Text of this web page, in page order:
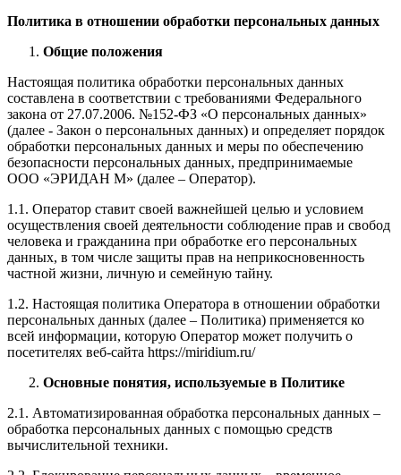
Политика в отношении обработки персональных данных
Общие положения
Настоящая политика обработки персональных данных
составлена в соответствии с требованиями Федерального
закона от 27.07.2006. №152-ФЗ «О персональных данных»
(далее - Закон о персональных данных) и определяет порядок
обработки персональных данных и меры по обеспечению
безопасности персональных данных, предпринимаемые
ООО «ЭРИДАН М» (далее – Оператор).
1.1. Оператор ставит своей важнейшей целью и условием
осуществления своей деятельности соблюдение прав и свобод
человека и гражданина при обработке его персональных
данных, в том числе защиты прав на неприкосновенность
частной жизни, личную и семейную тайну.
1.2. Настоящая политика Оператора в отношении обработки
персональных данных (далее – Политика) применяется ко
всей информации, которую Оператор может получить о
посетителях веб-сайта https://miridium.ru/
Основные понятия, используемые в Политике
2.1. Автоматизированная обработка персональных данных –
обработка персональных данных с помощью средств
вычислительной техники.